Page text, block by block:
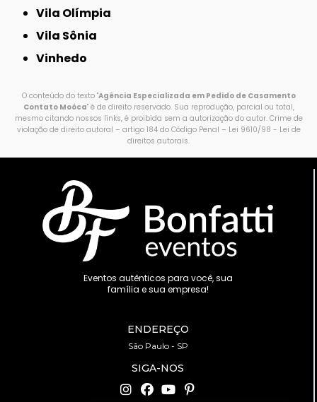
Vila Olímpia
Vila Sônia
Vinhedo
O conteúdo do texto "Agência Especializada em Pedido de Casamento
Contato Moóca" é de direito reservado. Sua reprodução, parcial ou total,
mesmo citando nossos links, é proibida sem a autorização do autor. Crime de
violação de direito autoral – artigo 184 do Código Penal – Lei 9610/98 - Lei de
direitos autorais.
Eventos autênticos para você, sua
família e sua empresa!
ENDEREÇO
São Paulo - SP
SIGA-NOS